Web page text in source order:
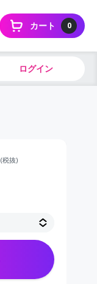
0
カート
ログイン
(税抜)